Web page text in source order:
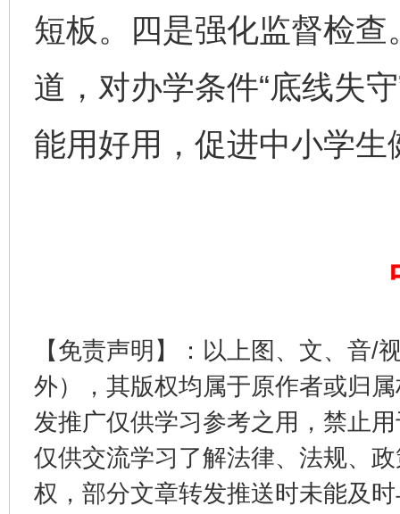
短板。四是强化监督检
道，对办学条件“底线失
能用好用，促进中小学
【免责声明】：以上图、文、音/
外），其版权均属于原作者或归
发推广仅供学习参考之用，禁止
仅供交流学习了解法律、法规、
权，部分文章转发推送时未能及